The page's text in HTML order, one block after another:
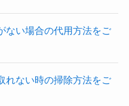
ない場合の代用方法をご
れない時の掃除方法をご